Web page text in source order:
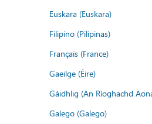
Euskara (Euskara)
Filipino (Pilipinas)
Français (France)
Gaeilge (Éire)
Gàidhlig (An Rìoghachd
Galego (Galego)